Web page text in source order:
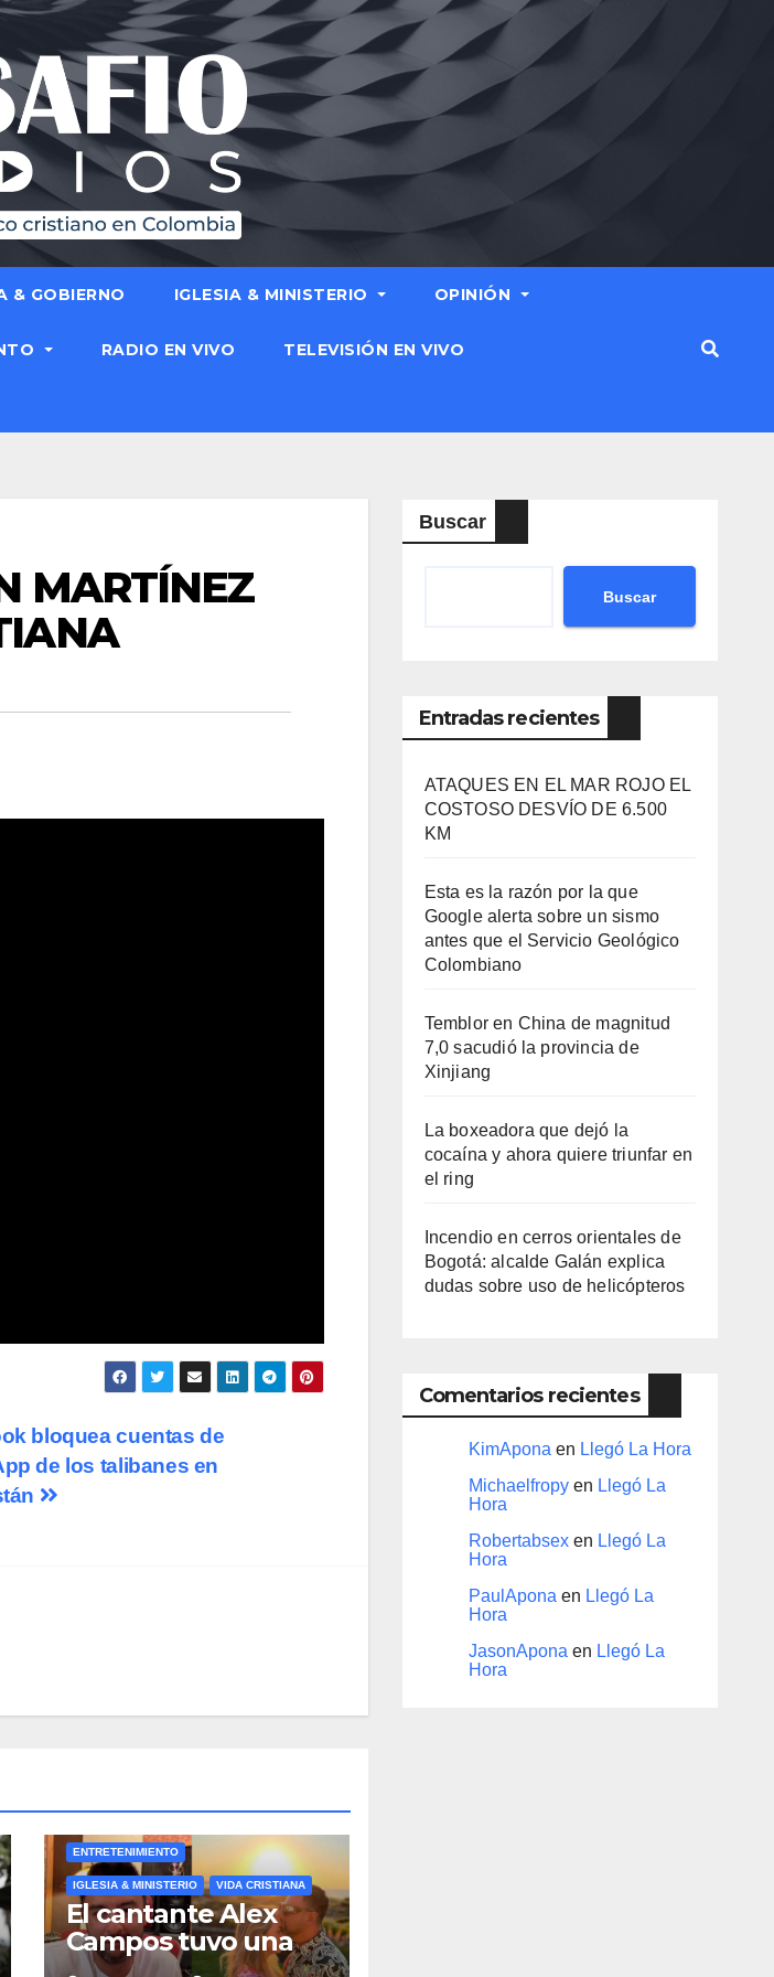
& GOBIERNO IGLESIA & MINISTERIO OPINIÓN
RADIO EN VIVO TELEVISIÓN EN VIVO
MARTÍNEZ
bloquea cuentas de
de los talibanes en
ENTRETENIMIENTO
IGLESIA & MINISTERIO VIDA CRISTIANA
El cantante Alex
Campos tuvo una
crisis de salud que
Buscar
Buscar
Entradas recientes
ATAQUES EN EL MAR ROJO EL
COSTOSO DESVÍO DE 6.500
KM
Esta es la razón por la que
Google alerta sobre un sismo
antes que el Servicio Geológico
Colombiano
Temblor en China de magnitud
7,0 sacudió la provincia de
Xinjiang
La boxeadora que dejó la
cocaína y ahora quiere triunfar en
el ring​
Incendio en cerros orientales de
Bogotá: alcalde Galán explica
dudas sobre uso de helicópteros
Comentarios recientes
KimAponaen Llegó La Hora
Michaelfropyen Llegó La
Hora
Robertabsexen Llegó La
Hora
PaulAponaen Llegó La
Hora
JasonAponaen Llegó La
Hora